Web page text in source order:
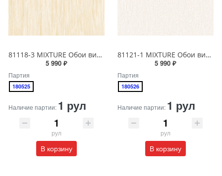
81118-3 MIXTURE Обои виниловые на бумажной основе 1.06*15.5
5 990 ₽
Партия
180525
Наличие партии: 1 рул
рул
В корзину
81121-1 MIXTURE Обои виниловые на бумажной основе 1.06*15.5
5 990 ₽
Партия
180526
Наличие партии: 1 рул
рул
В корзину